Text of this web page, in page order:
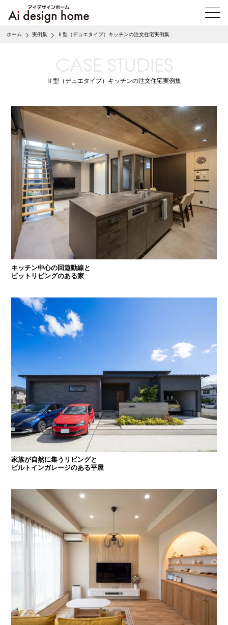
メ
ニ
ホーム 実例集 Ⅱ型（デュエタイプ）キッチンの注文住宅実例集
CASE STUDIES
Ⅱ型（デュエタイプ）キッチンの注文住宅実例集
キッチン中心の回遊動線と
ピットリビングのある家
家族が自然に集うリビングと
ビルトインガレージのある平屋